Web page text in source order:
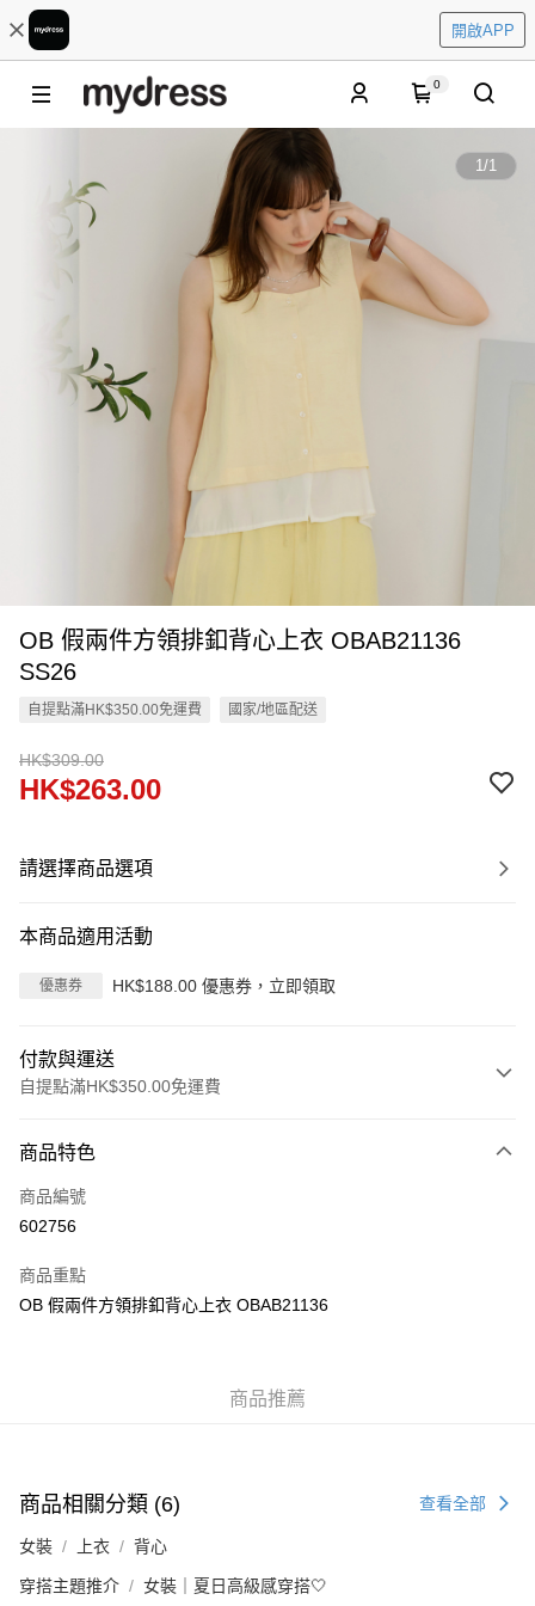
開啟APP
0
1/1
OB 假兩件方領排釦背心上衣 OBAB21136
SS26
自提點滿HK$350.00免運費 國家/地區配送
HK$309.00
HK$263.00
請選擇商品選項
本商品適用活動
優惠券 HK$188.00 優惠券，立即領取
付款與運送
自提點滿HK$350.00免運費
信用卡
Apple Pay
PayMe
付款後順豐站及營業點
每筆HK$40.00，滿HK$350.00或以上免運費
付款後順豐合作便利店
商品特色
商品編號
602756
商品重點
OB 假兩件方領排釦背心上衣 OBAB21136
商品推薦
商品相關分類 (6) 查看全部
女裝 上衣 背心
穿搭主題推介 女裝｜夏日高級感穿搭🤍